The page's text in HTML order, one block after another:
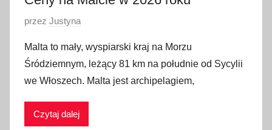
O
u
b
l
i
przez Justyna
Malta to mały, wyspiarski kraj na Morzu
Śródziemnym, leżący 81 km na południe od Sycylii
we Włoszech. Malta jest archipelagiem,
Czytaj dalej